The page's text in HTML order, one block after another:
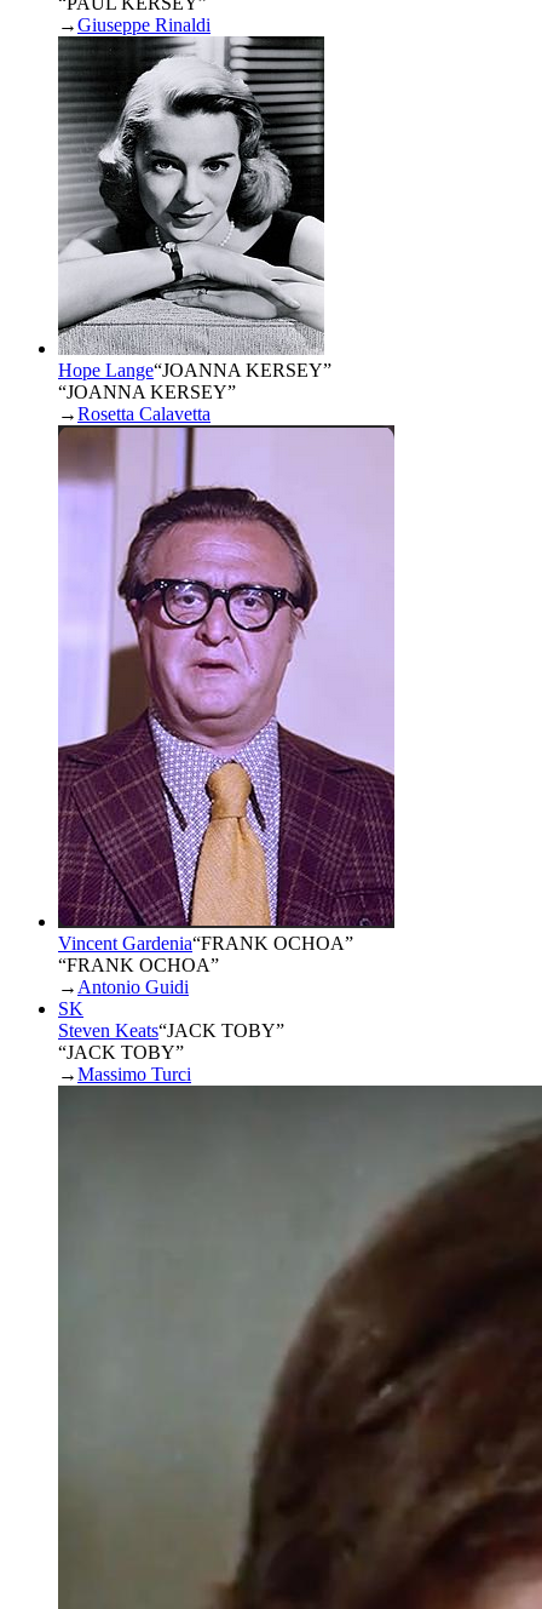
→Giuseppe Rinaldi
Hope Lange“JOANNA KERSEY”
“JOANNA KERSEY”
→Rosetta Calavetta
Vincent Gardenia“FRANK OCHOA”
“FRANK OCHOA”
→ Antonio Guidi
SK
Steven Keats“JACK TOBY”
“JACK TOBY”
→Massimo Turci